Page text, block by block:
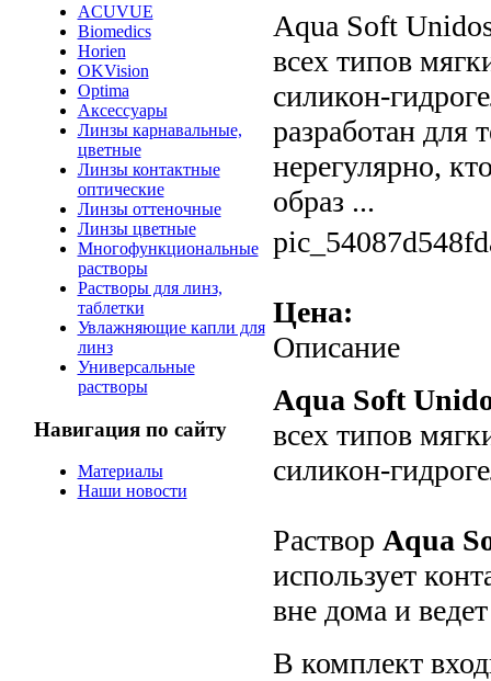
ACUVUE
Biomedics
Horien
OKVision
Optima
Аксессуары
Линзы карнавальные,
цветные
Линзы контактные
оптические
Линзы оттеночные
Линзы цветные
Многофункциональные
растворы
Растворы для линз,
таблетки
Увлажняющие капли для
линз
Универсальные
растворы
Навигация по сайту
Материалы
Наши новости
Aqua Soft
всех типов
силикон-
разработан для
нерегулярно,
образ ...
Цена:
Описание
Aqua Soft
всех типов
силикон-
Раствор Aqua
использует
вне дома и
В комплект